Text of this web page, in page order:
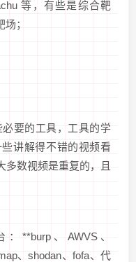
等，有些是综合靶
；
要的工具，工具的学
讲解得不错的视频看
多数视频是重复的，且
**burp、AWVS、
、shodan、fofa、代